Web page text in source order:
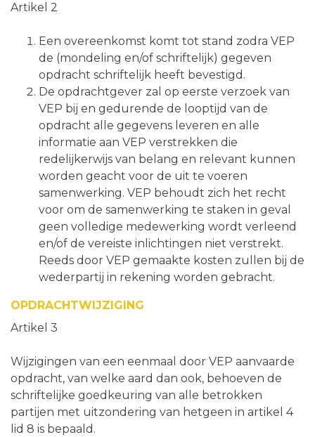
Artikel 2
Een overeenkomst komt tot stand zodra VEP
de (mondeling en/of schriftelijk) gegeven
opdracht schriftelijk heeft bevestigd.
De opdrachtgever zal op eerste verzoek van
VEP bij en gedurende de looptijd van de
opdracht alle gegevens leveren en alle
informatie aan VEP verstrekken die
redelijkerwijs van belang en relevant kunnen
worden geacht voor de uit te voeren
samenwerking. VEP behoudt zich het recht
voor om de samenwerking te staken in geval
geen volledige medewerking wordt verleend
en/of de vereiste inlichtingen niet verstrekt.
Reeds door VEP gemaakte kosten zullen bij de
wederpartij in rekening worden gebracht.
OPDRACHTWIJZIGING
Artikel 3
Wijzigingen van een eenmaal door VEP aanvaarde
opdracht, van welke aard dan ook, behoeven de
schriftelijke goedkeuring van alle betrokken
partijen met uitzondering van hetgeen in artikel 4
lid 8 is bepaald.